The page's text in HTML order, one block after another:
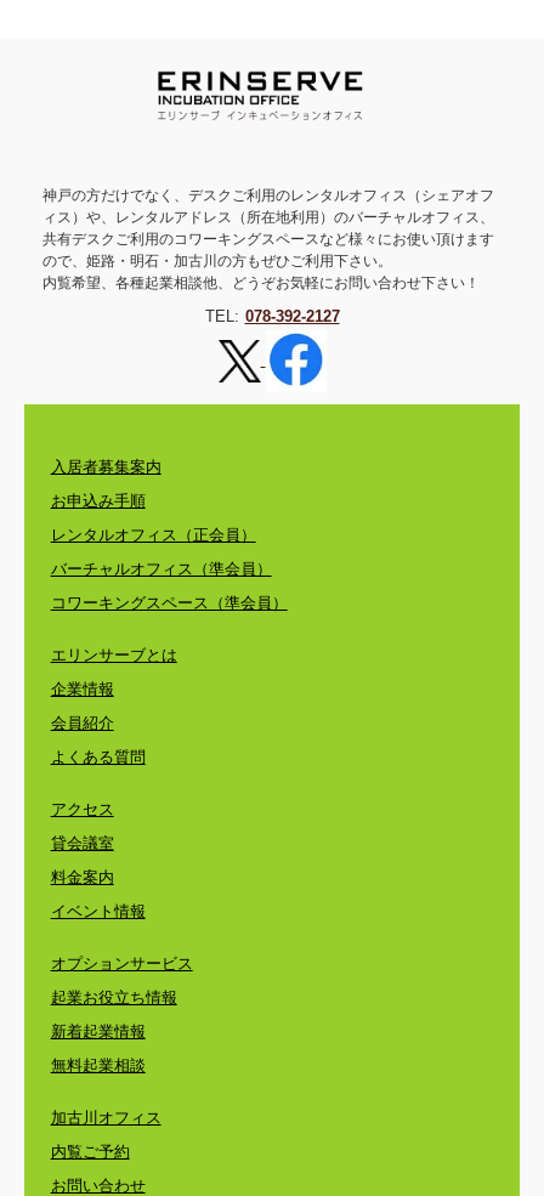
神戸の方だけでなく、デスクご利用のレンタルオフィス（シェアオフ
ィス）や、レンタルアドレス（所在地利用）のバーチャルオフィス、
共有デスクご利用のコワーキングスペースなど様々にお使い頂けます
ので、姫路・明石・加古川の方もぜひご利用下さい。
内覧希望、各種起業相談他、どうぞお気軽にお問い合わせ下さい！
TEL: 078-392-2127
入居者募集案内
お申込み手順
レンタルオフィス（正会員）
バーチャルオフィス（準会員）
コワーキングスペース（準会員）
エリンサーブとは
企業情報
会員紹介
よくある質問
アクセス
貸会議室
料金案内
イベント情報
オプションサービス
起業お役立ち情報
新着起業情報
無料起業相談
加古川オフィス
内覧ご予約
お問い合わせ